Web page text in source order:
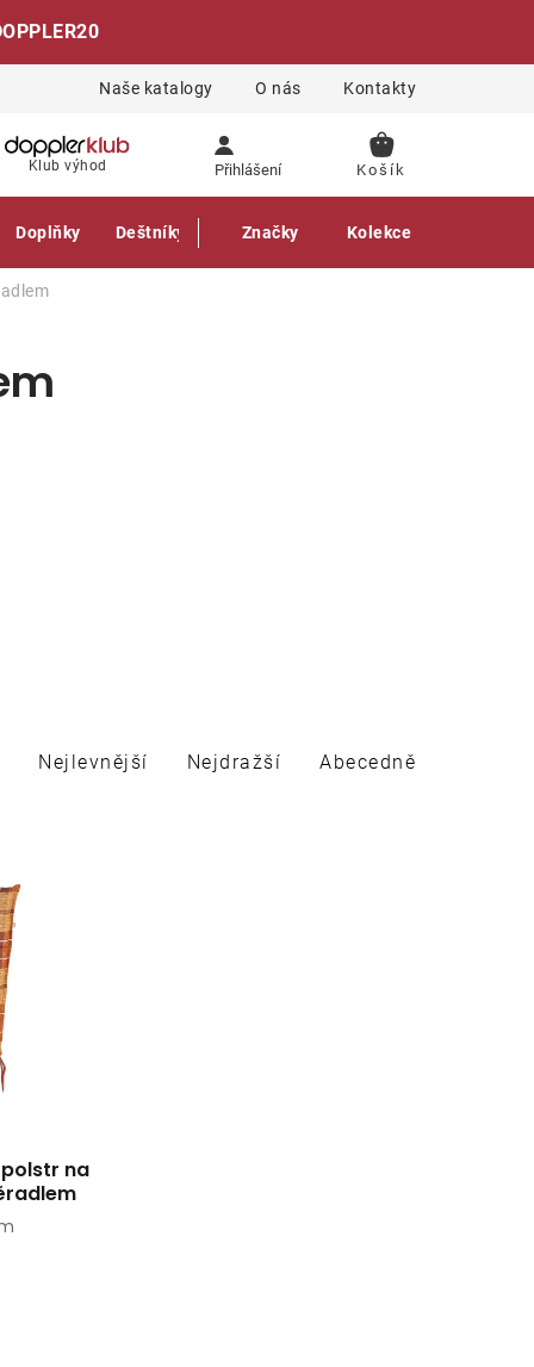
Naše katalogy O nás Kontakty
Klub výhod Přihlášení
NÁKUPNÍ
Doplňky Deštníky Gastro produkty
Značky Kolekce
Nejlevnější Nejdražší Abecedně
polstr na